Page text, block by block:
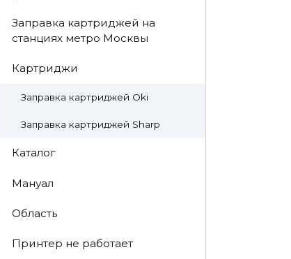
Заправка картриджей на
станциях метро Москвы
Картриджи
Заправка картриджей Oki
Заправка картриджей Sharp
Каталог
Мануал
Область
Принтер не работает